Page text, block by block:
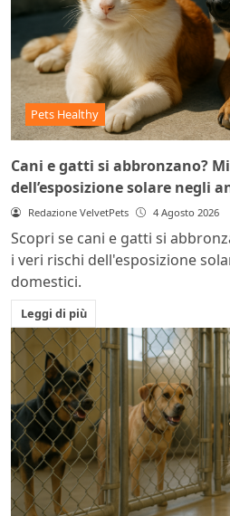
Pets Healthy
Cani e gatti si abbronzano?
dell’esposizione solare negli
Redazione VelvetPets 4 Agosto 2026
Scopri se cani e gatti si
i veri rischi dell'esposizione
domestici.
Leggi di più